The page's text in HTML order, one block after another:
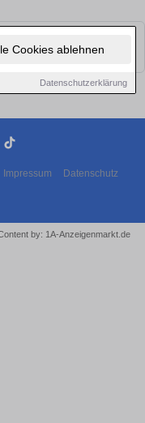
Cookies ablehnen
Datenschutzerklärung
finden. Schauen Sie
Impressum Datenschutz
by: 1A-Anzeigenmarkt.de